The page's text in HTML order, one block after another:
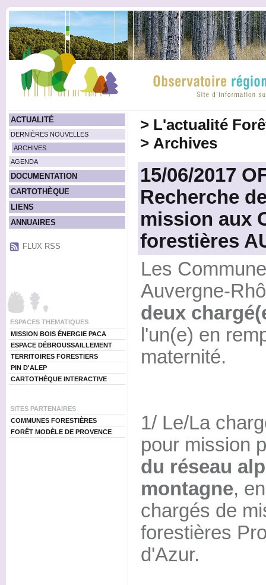
ACTUALITÉ
DERNIÈRES NOUVELLES
ARCHIVES
AGENDA
DOCUMENTATION
CARTOTHÈQUE
LIENS
ANNUAIRES
FLUX RSS
ESPACES THEMATIQUES
MISSION BOIS ÉNERGIE PACA
ESPACE DÉBROUSSAILLEMENT
TERRITOIRES FORESTIERS
PIN D'ALEP
CARTOTHÈQUE INTERACTIVE
SITES PARTENAIRES
COMMUNES FORESTIÈRES
FORÊT MODÈLE DE PROVENCE
> L'actualité
> Archives
15/06/2017
Recherche
mission aux
forestières
Les
Auvergne-
deux
l'un(e) en
maternité.
1/ Le/La
pour mission
du réseau
montagne,
chargés de
forestières
d'Azur.